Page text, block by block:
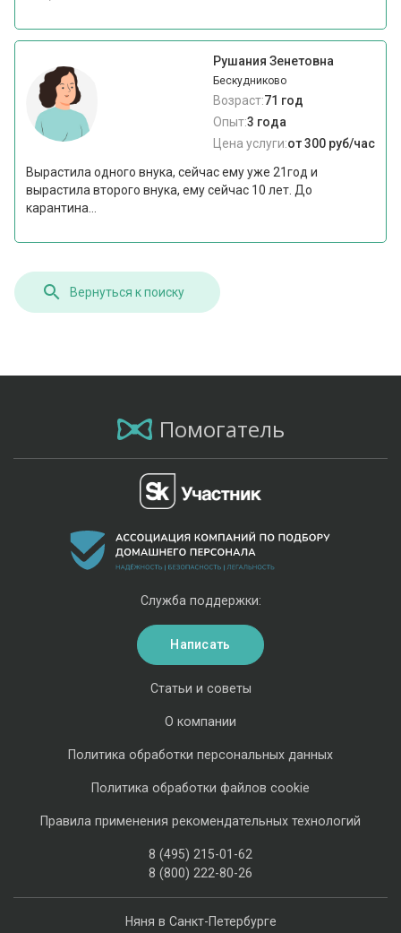
Рушания Зенетовна
Бескудниково
Возраст:71 год
Опыт:3 года
Цена услуги:от 300 руб/час
Вырастила одного внука, сейчас ему уже 21год и
вырастила второго внука, ему сейчас 10 лет. До
карантина...
Вернуться к поиску
Помогатель
Няня в Санкт-Петербурге
Статьи и советы
О компании
Политика обработки персональных данных
Политика обработки файлов cookie
Правила применения рекомендательных технологий
8 (495) 215-01-62
8 (800) 222-80-26
Служба поддержки:
Написать